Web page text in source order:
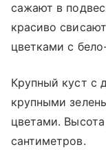
сажают в
красиво
цветками с
Крупный куст с
крупными
цветами.
сантиметров.